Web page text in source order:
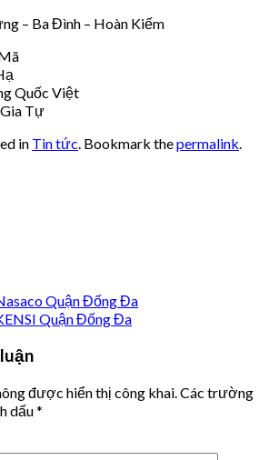
– Ba Đình – Hoàn Kiếm
Quốc Việt
Tự
in Tin tức. Bookmark thepermalink.
Quận Đống Đa
Quận Đống Đa
được hiển thị công khai. Các trường
dấu*